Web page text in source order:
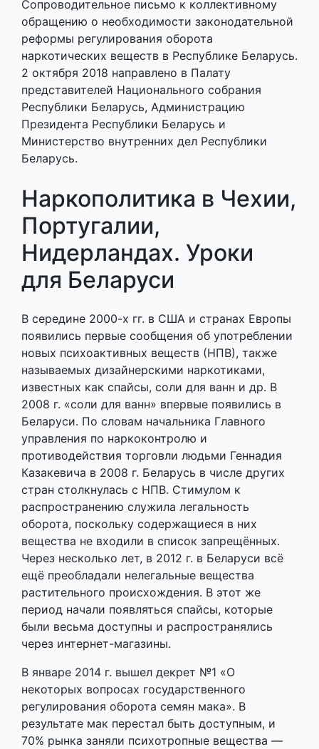
Сопроводительное письмо к коллективному
обращению о необходимости законодательной
реформы регулирования оборота
наркотических веществ в Республике Беларусь.
2 октября 2018 направлено в Палату
представителей Национального собрания
Республики Беларусь, Администрацию
Президента Республики Беларусь и
Министерство внутренних дел Республики
Беларусь.
Наркополитика в Чехии,
Португалии,
Нидерландах. Уроки
для Беларуси
В середине 2000-х гг. в США и странах Европы
появились первые сообщения об употреблении
новых психоактивных веществ (НПВ), также
называемых дизайнерскими наркотиками,
известных как спайсы, соли для ванн и др. В
2008 г. «соли для ванн» впервые появились в
Беларуси. По словам начальника Главного
управления по наркоконтролю и
противодействия торговли людьми Геннадия
Казакевича в 2008 г. Беларусь в числе других
стран столкнулась с НПВ. Стимулом к
распространению служила легальность
оборота, поскольку содержащиеся в них
вещества не входили в список запрещённых.
Через несколько лет, в 2012 г. в Беларуси всё
ещё преобладали нелегальные вещества
растительного происхождения. В этот же
период начали появляться спайсы, которые
были весьма доступны и распространялись
через интернет-магазины.
В январе 2014 г. вышел декрет №1 «О
некоторых вопросах государственного
регулирования оборота семян мака». В
результате мак перестал быть доступным, и
70% рынка заняли психотропные вещества —